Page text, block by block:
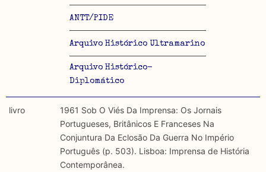
ANTT/PIDE
Arquivo Histórico Ultramarino
Arquivo Histórico-
Diplomático
livro
1961 Sob O Viés Da Imprensa: Os Jornais
Portugueses, Britânicos E Franceses Na
Conjuntura Da Eclosão Da Guerra No Império
Português (p. 503). Lisboa: Imprensa de História
Contemporânea.